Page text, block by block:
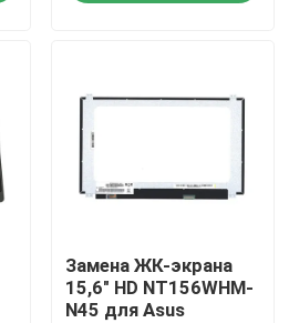
LCD
Замена ЖК-экрана
15,6" HD NT156WHM-
N45 для Asus